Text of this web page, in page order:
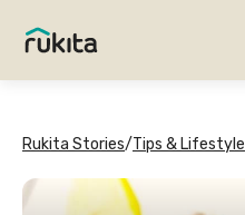
Rukita Stories/Tips & Lifestyle